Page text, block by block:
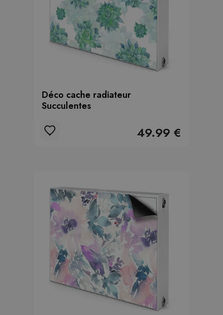
Déco cache radiateur
Succulentes
49.99 €